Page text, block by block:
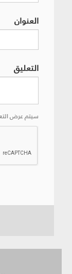
العنوان
التعليق
سيتم عرض